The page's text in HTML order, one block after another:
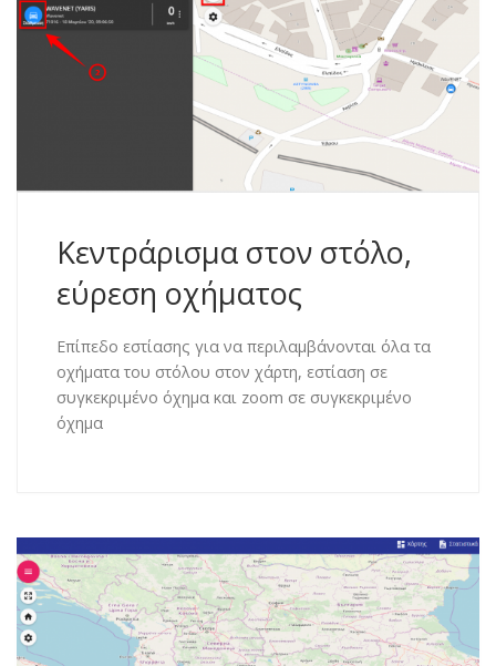
Κεντράρισμα στον στόλο,
εύρεση οχήματος
Επίπεδο εστίασης για να περιλαμβάνονται όλα τα
οχήματα του στόλου στον χάρτη, εστίαση σε
συγκεκριμένο όχημα και zoom σε συγκεκριμένο
όχημα